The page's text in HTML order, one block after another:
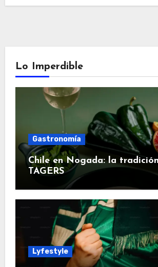
Lo Imperdible
Gastronomía
Chile en Nogada: la
TAGERS
Lyfestyle